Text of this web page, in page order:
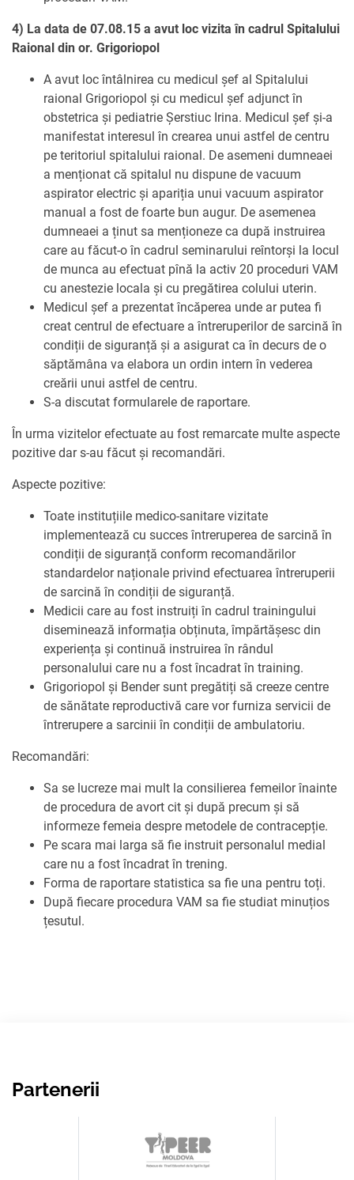
4) La data de 07.08.15 a avut loc vizita în cadrul Spitalului
Raional din or. Grigoriopol
A avut loc întâlnirea cu medicul șef al Spitalului
raional Grigoriopol și cu medicul șef adjunct în
obstetrica și pediatrie Șerstiuc Irina. Medicul șef și-a
manifestat interesul în crearea unui astfel de centru
pe teritoriul spitalului raional. De asemeni dumneaei
a menționat că spitalul nu dispune de vacuum
aspirator electric și apariția unui vacuum aspirator
manual a fost de foarte bun augur. De asemenea
dumneaei a ținut sa menționeze ca după instruirea
care au făcut-o în cadrul seminarului reîntorși la locul
de munca au efectuat pînă la activ 20 proceduri VAM
cu anestezie locala și cu pregătirea colului uterin.
Medicul șef a prezentat încăperea unde ar putea fi
creat centrul de efectuare a întreruperilor de sarcină în
condiții de siguranță și a asigurat ca în decurs de o
săptămâna va elabora un ordin intern în vederea
creării unui astfel de centru.
S-a discutat formularele de raportare.
În urma vizitelor efectuate au fost remarcate multe aspecte
pozitive dar s-au făcut și recomandări.
Aspecte pozitive:
Toate instituțiile medico-sanitare vizitate
implementează cu succes întreruperea de sarcină în
condiții de siguranță conform recomandărilor
standardelor naționale privind efectuarea întreruperii
de sarcină în condiții de siguranță.
Medicii care au fost instruiți în cadrul trainingului
diseminează informația obținuta, împărtășesc din
experiența și continuă instruirea în rândul
personalului care nu a fost încadrat în training.
Grigoriopol și Bender sunt pregătiți să creeze centre
de sănătate reproductivă care vor furniza servicii de
întrerupere a sarcinii în condiții de ambulatoriu.
Recomandări:
Sa se lucreze mai mult la consilierea femeilor înainte
de procedura de avort cit și după precum și să
informeze femeia despre metodele de contracepție.
Pe scara mai larga să fie instruit personalul medial
care nu a fost încadrat în trening.
Forma de raportare statistica sa fie una pentru toți.
După fiecare procedura VAM sa fie studiat minuțios
țesutul.
Partenerii